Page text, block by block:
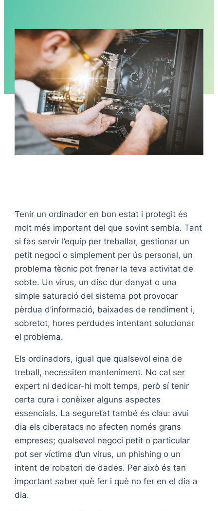
Tenir un ordinador en bon estat i protegit és
molt més important del que sovint sembla. Tant
si fas servir l’equip per treballar, gestionar un
petit negoci o simplement per ús personal, un
problema tècnic pot frenar la teva activitat de
sobte. Un virus, un disc dur danyat o una
simple saturació del sistema pot provocar
pèrdua d’informació, baixades de rendiment i,
sobretot, hores perdudes intentant solucionar
el problema.
Els ordinadors, igual que qualsevol eina de
treball, necessiten manteniment. No cal ser
expert ni dedicar-hi molt temps, però sí tenir
certa cura i conèixer alguns aspectes
essencials. La seguretat també és clau: avui
dia els ciberatacs no afecten només grans
empreses; qualsevol negoci petit o particular
pot ser víctima d’un virus, un phishing o un
intent de robatori de dades. Per això és tan
important saber què fer i què no fer en el dia a
dia.